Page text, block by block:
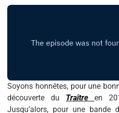
Soyons honnêtes, pour une
découverte du Traître
en
Jusqu’alors, pour une bande